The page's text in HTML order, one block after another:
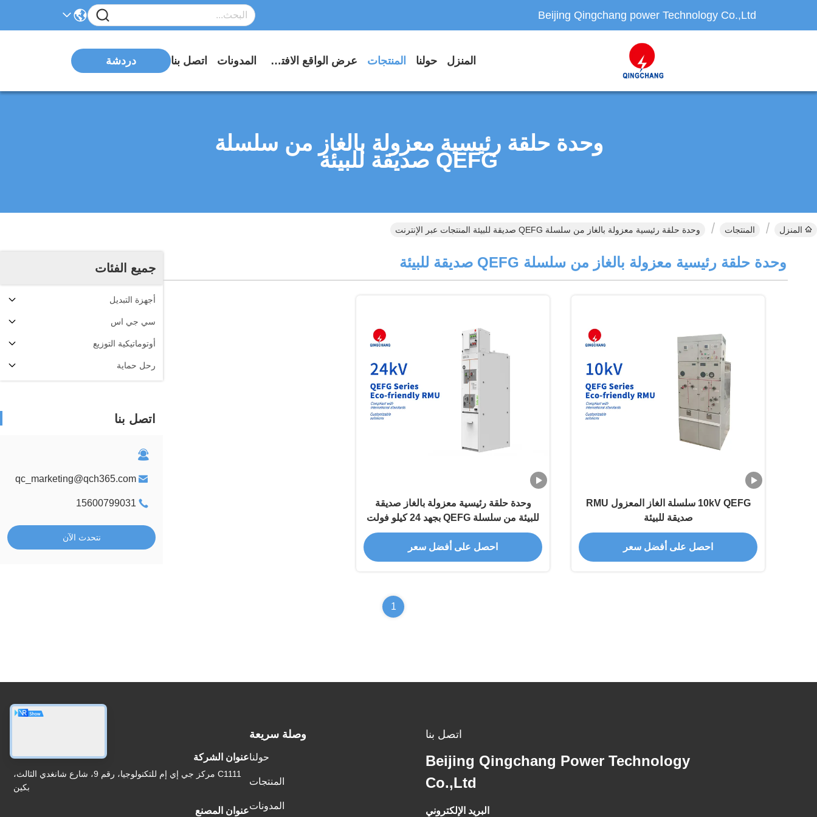
Beijing Qingchang power Technology Co.,Ltd
المنزل حولنا المنتجات عرض الواقع الافتراضي المدونات اتصل بنا دردشة
وحدة حلقة رئيسية معزولة بالغاز من سلسلة
QEFG صديقة للبيئة
المنزل المنتجات وحدة حلقة رئيسية معزولة بالغاز من سلسلة QEFG صديقة للبيئة المنتجات عبر الإنترنت
جميع الفئات
أجهزة التبديل
سي جي اس
أوتوماتيكية التوزيع
رحل حماية
اتصل بنا
qc_marketing@qch365.com
15600799031
نتحدث الآن
وحدة حلقة رئيسية معزولة بالغاز من سلسلة QEFG صديقة للبيئة
10kV QEFG سلسلة الغاز المعزول RMU
صديقة للبيئة
احصل على أفضل سعر
وحدة حلقة رئيسية معزولة بالغاز صديقة
للبيئة من سلسلة QEFG بجهد 24 كيلو فولت
احصل على أفضل سعر
1
اتصل بنا
Beijing Qingchang Power Technology
Co.,Ltd
البريد الإلكتروني
وصلة سريعة
حولنا
المنتجات
المدونات
عنوان الشركة
C1111 مركز جي إي إم للتكنولوجيا، رقم 9، شارع شانغدي الثالث،
بكين
عنوان المصنع